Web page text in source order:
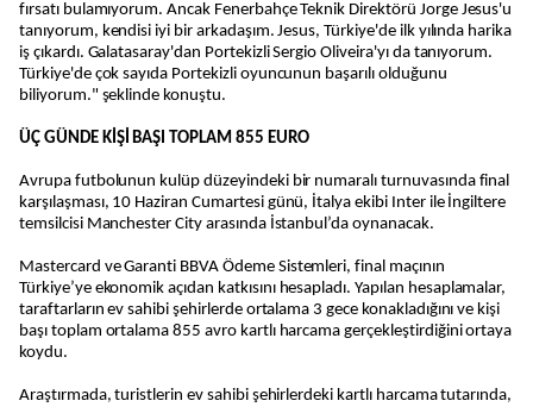
fırsatı bulamıyorum. Ancak Fenerbahçe Teknik Direktörü Jorge Jesus'u
tanıyorum, kendisi iyi bir arkadaşım. Jesus, Türkiye'de ilk yılında harika
iş çıkardı. Galatasaray'dan Portekizli Sergio Oliveira'yı da tanıyorum.
Türkiye'de çok sayıda Portekizli oyuncunun başarılı olduğunu
biliyorum." şeklinde konuştu.
ÜÇ GÜNDE KİŞİ BAŞI TOPLAM 855 EURO
Avrupa futbolunun kulüp düzeyindeki bir numaralı turnuvasında final
karşılaşması, 10 Haziran Cumartesi günü, İtalya ekibi Inter ile İngiltere
temsilcisi Manchester City arasında İstanbul’da oynanacak.
Mastercard ve Garanti BBVA Ödeme Sistemleri, final maçının
Türkiye’ye ekonomik açıdan katkısını hesapladı. Yapılan hesaplamalar,
taraftarların ev sahibi şehirlerde ortalama 3 gece konakladığını ve kişi
başı toplam ortalama 855 avro kartlı harcama gerçekleştirdiğini ortaya
koydu.
Araştırmada, turistlerin ev sahibi şehirlerdeki kartlı harcama tutarında,